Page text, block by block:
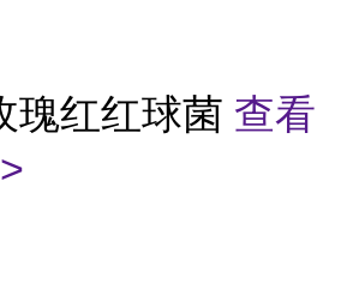
瑰红红球菌 查看